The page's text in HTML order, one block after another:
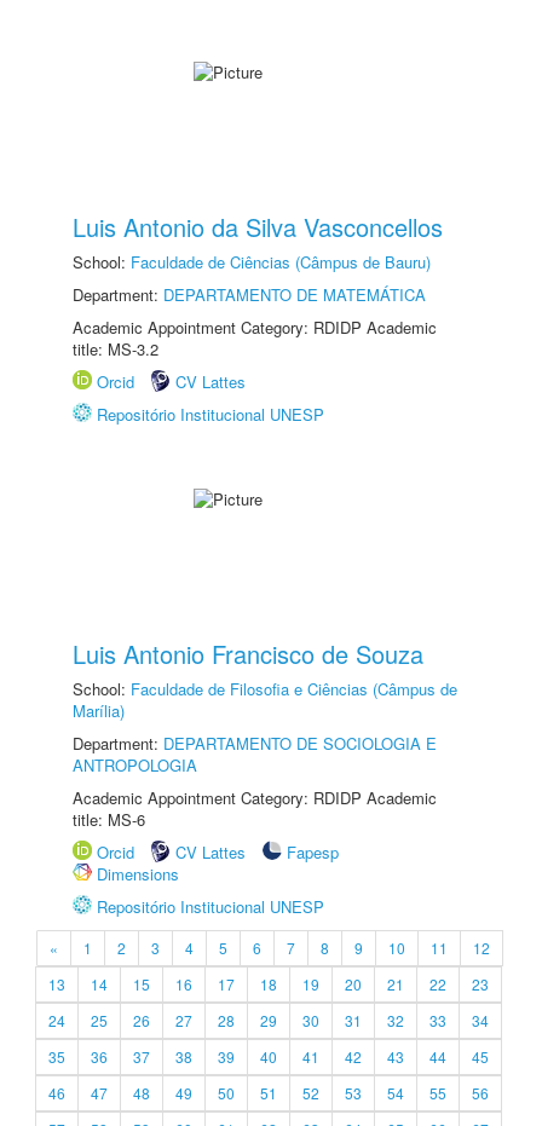
Luis Antonio da Silva Vasconcellos
School: Faculdade de Ciências (Câmpus de Bauru)
Department: DEPARTAMENTO DE MATEMÁTICA
Academic Appointment Category: RDIDP Academic
title: MS-3.2
Orcid
CV Lattes
Repositório Institucional UNESP
Luis Antonio Francisco de Souza
School: Faculdade de Filosofia e Ciências (Câmpus de
Marília)
Department: DEPARTAMENTO DE SOCIOLOGIA E
ANTROPOLOGIA
Academic Appointment Category: RDIDP Academic
title: MS-6
Orcid
CV Lattes
Fapesp
Dimensions
Repositório Institucional UNESP
« 1 2 3 4 5 6 7 8 9 10 11
12
13
14 15 16 17 18 19 20 21 22
23
24
25 26 27 28 29 30 31 32 33
34
35
36 37 38 39 40 41 42 43 44
45
46
47 48 49 50 51 52 53 54 55
56